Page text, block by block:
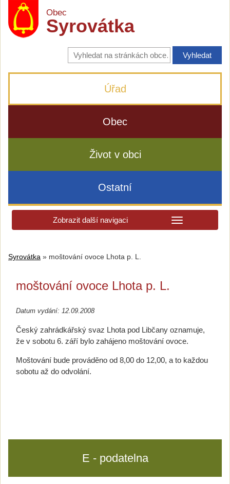
Obec
Syrovátka
Vyhledávání
na
stránkách
Úřad
Obec
Život v obci
Ostatní
Zobrazit další navigaci
Syrovátka » moštování ovoce Lhota p. L.
moštování ovoce Lhota p. L.
Datum vydání: 12.09.2008
Český zahrádkářský svaz Lhota pod Libčany oznamuje,
že v sobotu 6. září bylo zahájeno moštování ovoce.
Moštování bude prováděno od 8,00 do 12,00, a to každou
sobotu až do odvolání.
E - podatelna